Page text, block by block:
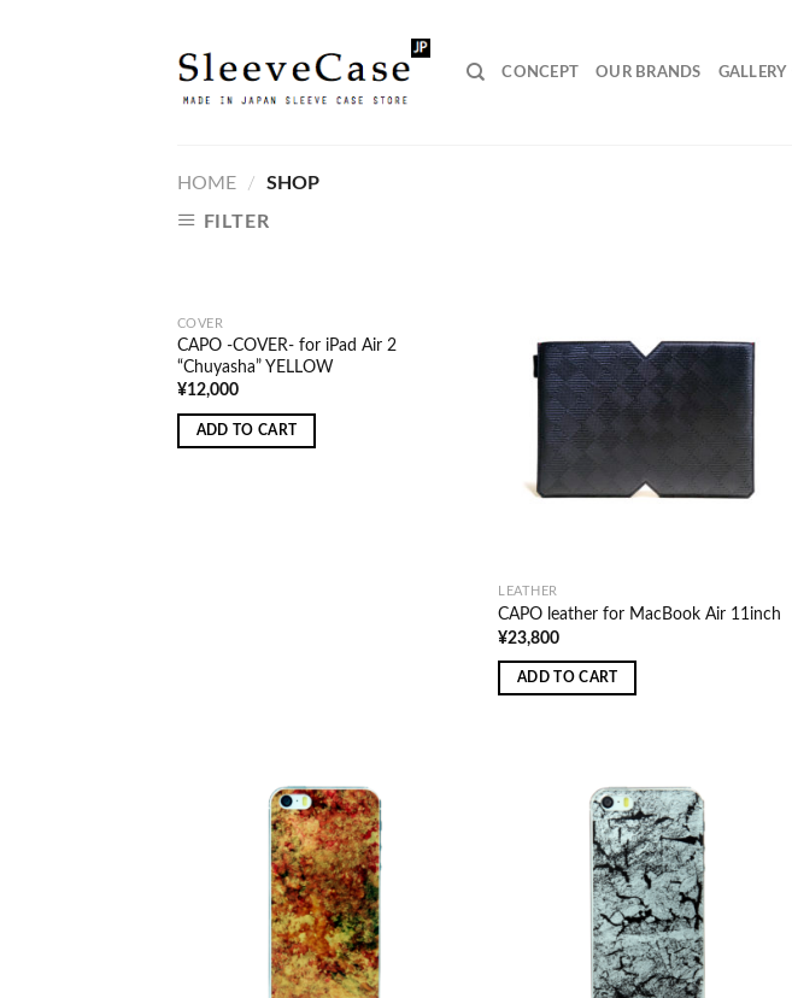
CONCEPT OUR BRANDS GALLERY
HOME /
SHOP
FILTER
COVER
CAPO -COVER- for iPad Air 2
“Chuyasha” YELLOW
¥12,000
ADD TO CART
LEATHER
CAPO leather for MacBook Air 11inch
¥23,800
ADD TO CART